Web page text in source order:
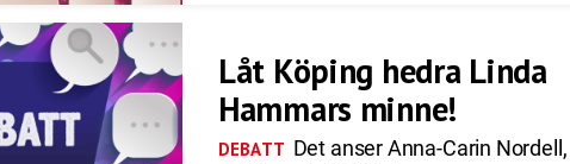
Låt Köping hedra Linda
Hammars minne!
DEBATT Det anser Anna-Carin Nordell,